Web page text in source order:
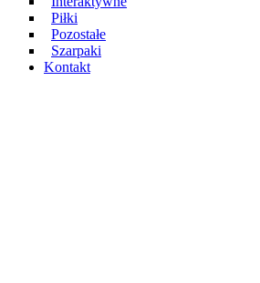
Piłki
Pozostałe
Szarpaki
Kontakt